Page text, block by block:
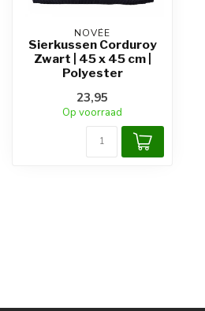
NOVÉE
Sierkussen Corduroy
Zwart | 45 x 45 cm |
Polyester
23,95
Op voorraad